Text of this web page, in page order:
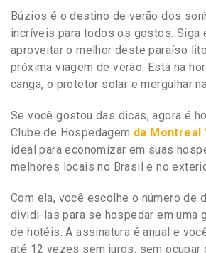
Búzios é o destino de verão dos
incríveis para todos os gostos. Siga
aproveitar o melhor deste paraíso
próxima viagem de verão. Está na
canga, o protetor solar e mergulhar
Se você gostou das dicas, agora é
Clube de Hospedagem da Montreal
ideal para economizar em suas
melhores locais no Brasil e no
Com ela, você escolhe o número de
dividi-las para se hospedar em uma
de hotéis. A assinatura é anual e
até 12 vezes sem juros, sem ocupar